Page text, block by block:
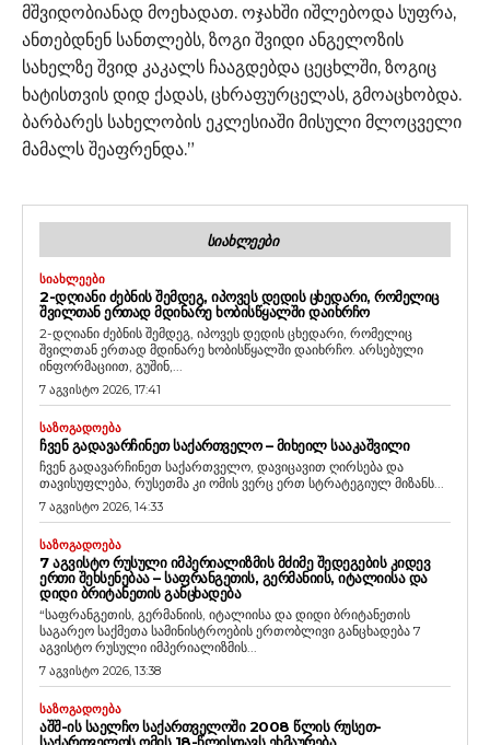
მშვიდობიანად მოეხადათ. ოჯახში იშლებოდა სუფრა,
ანთებდნენ სანთლებს, ზოგი შვიდი ანგელოზის
სახელზე შვიდ კაკალს ჩააგდებდა ცეცხლში, ზოგიც
ხატისთვის დიდ ქადას, ცხრაფურცელას, გმოაცხობდა.
ბარბარეს სახელობის ეკლესიაში მისული მლოცველი
მამალს შეაფრენდა.”
ᲡᲘᲐᲮᲚᲔᲔᲑᲘ
ᲡᲘᲐᲮᲚᲔᲔᲑᲘ
2-ᲓᲦᲘᲐᲜᲘ ᲫᲔᲑᲜᲘᲡ ᲨᲔᲛᲓᲔᲒ, ᲘᲞᲝᲕᲔᲡ ᲓᲔᲓᲘᲡ ᲪᲮᲔᲓᲐᲠᲘ, ᲠᲝᲛᲔᲚᲘᲪ
ᲨᲕᲘᲚᲗᲐᲜ ᲔᲠᲗᲐᲓ ᲛᲓᲘᲜᲐᲠᲔ ᲮᲝᲑᲘᲡᲬᲧᲐᲚᲨᲘ ᲓᲐᲘᲮᲠᲩᲝ
2-დღიანი ძებნის შემდეგ, იპოვეს დედის ცხედარი, რომელიც
შვილთან ერთად მდინარე ხობისწყალში დაიხრჩო. არსებული
ინფორმაციით, გუშინ,...
7 აგვისტო 2026, 17:41
ᲡᲐᲖᲝᲒᲐᲓᲝᲔᲑᲐ
ᲩᲕᲔᲜ ᲒᲐᲓᲐᲕᲐᲠᲩᲘᲜᲔᲗ ᲡᲐᲥᲐᲠᲗᲕᲔᲚᲝ – ᲛᲘᲮᲔᲘᲚ ᲡᲐᲐᲙᲐᲨᲕᲘᲚᲘ
ჩვენ გადავარჩინეთ საქართველო, დავიცავით ღირსება და
თავისუფლება, რუსეთმა კი ომის ვერც ერთ სტრატეგიულ მიზანს...
7 აგვისტო 2026, 14:33
ᲡᲐᲖᲝᲒᲐᲓᲝᲔᲑᲐ
7 ᲐᲒᲕᲘᲡᲢᲝ ᲠᲣᲡᲣᲚᲘ ᲘᲛᲞᲔᲠᲘᲐᲚᲘᲖᲛᲘᲡ ᲛᲫᲘᲛᲔ ᲨᲔᲓᲔᲒᲔᲑᲘᲡ ᲙᲘᲓᲔᲕ
ᲔᲠᲗᲘ ᲨᲔᲮᲡᲔᲜᲔᲑᲐᲐ – ᲡᲐᲤᲠᲐᲜᲒᲔᲗᲘᲡ, ᲒᲔᲠᲛᲐᲜᲘᲘᲡ, ᲘᲢᲐᲚᲘᲘᲡᲐ ᲓᲐ
ᲓᲘᲓᲘ ᲑᲠᲘᲢᲐᲜᲔᲗᲘᲡ ᲒᲐᲜᲪᲮᲐᲓᲔᲑᲐ
“საფრანგეთის, გერმანიის, იტალიისა და დიდი ბრიტანეთის
საგარეო საქმეთა სამინისტროების ერთობლივი განცხადება 7
აგვისტო რუსული იმპერიალიზმის...
7 აგვისტო 2026, 13:38
ᲡᲐᲖᲝᲒᲐᲓᲝᲔᲑᲐ
ᲐᲨᲨ-ᲘᲡ ᲡᲐᲔᲚᲩᲝ ᲡᲐᲥᲐᲠᲗᲕᲔᲚᲝᲨᲘ 2008 ᲬᲚᲘᲡ ᲠᲣᲡᲔᲗ-
ᲡᲐᲥᲐᲠᲗᲕᲔᲚᲝᲡ ᲝᲛᲘᲡ 18-ᲬᲚᲘᲡᲗᲐᲕᲡ ᲔᲮᲛᲐᲣᲠᲔᲑᲐ